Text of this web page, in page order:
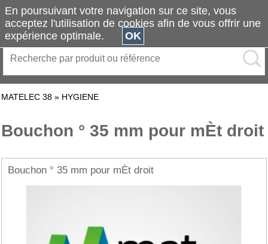
MATELEC 38 » HYGIENE
Bouchon ° 35 mm pour mÈt droit
Bouchon ° 35 mm pour mÈt droit
En poursuivant votre navigation sur ce site, vous
acceptez l'utilisation de cookies afin de vous offrir une
expérience optimale.
OK